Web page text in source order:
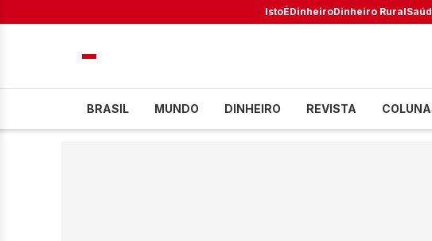
IstoÉDinheiroDinheiro Rural
BRASIL MUNDO DINHEIRO REVISTA